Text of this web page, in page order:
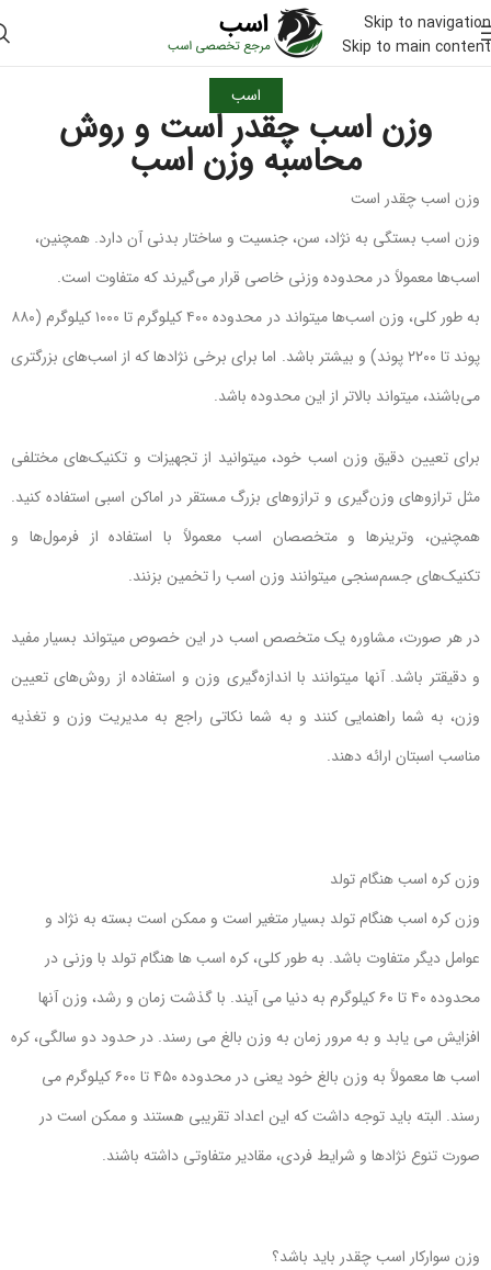
Skip to navigation
Skip to main content
اسب
وزن اسب چقدر است و روش
محاسبه وزن اسب
وزن اسب چقدر است
وزن اسب بستگی به نژاد، سن، جنسیت و ساختار بدنی آن دارد. همچنین،
اسب‌ها معمولاً در محدوده وزنی خاصی قرار می‌گیرند که متفاوت است.
به طور کلی، وزن اسب‌ها میتواند در محدوده ۴۰۰ کیلوگرم تا ۱۰۰۰ کیلوگرم (۸۸۰
پوند تا ۲۲۰۰ پوند) و بیشتر باشد. اما برای برخی نژادها که از اسب‌های بزرگتری
می‌باشند، میتواند بالاتر از این محدوده باشد.
برای تعیین دقیق وزن اسب خود، میتوانید از تجهیزات و تکنیک‌های مختلفی
مثل ترازوهای وزن‌گیری و ترازوهای بزرگ مستقر در اماکن اسبی استفاده کنید.
همچنین، وترینرها و متخصصان اسب معمولاً با استفاده از فرمول‌ها و
تکنیک‌های جسم‌سنجی میتوانند وزن اسب را تخمین بزنند.
در هر صورت، مشاوره یک متخصص اسب در این خصوص میتواند بسیار مفید
و دقیقتر باشد. آنها میتوانند با اندازه‌گیری وزن و استفاده از روش‌های تعیین
وزن، به شما راهنمایی کنند و به شما نکاتی راجع به مدیریت وزن و تغذیه
مناسب اسبتان ارائه دهند.
وزن کره اسب هنگام تولد
وزن کره اسب هنگام تولد بسیار متغیر است و ممکن است بسته به نژاد و
عوامل دیگر متفاوت باشد. به طور کلی، کره اسب ها هنگام تولد با وزنی در
محدوده ۴۰ تا ۶۰ کیلوگرم به دنیا می آیند. با گذشت زمان و رشد، وزن آنها
افزایش می یابد و به مرور زمان به وزن بالغ می رسند. در حدود دو سالگی، کره
اسب ها معمولاً به وزن بالغ خود یعنی در محدوده ۴۵۰ تا ۶۰۰ کیلوگرم می
رسند. البته باید توجه داشت که این اعداد تقریبی هستند و ممکن است در
صورت تنوع نژادها و شرایط فردی، مقادیر متفاوتی داشته باشند.
وزن سوارکار اسب چقدر باید باشد؟